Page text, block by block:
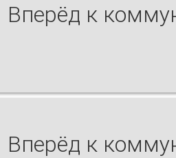
Вперёд к
Вперёд к